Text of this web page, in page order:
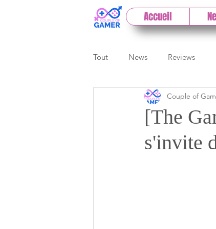
Accueil
Tout News Reviews
Previews
Paris Games Week
[The
s'invite
Couple of